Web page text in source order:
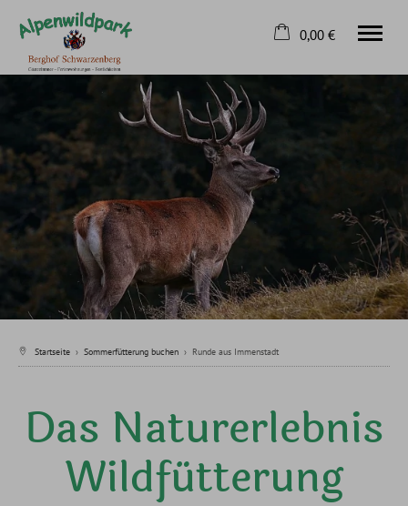
Sommerfütterung buchen
Winterfütterung buchen
Kontakt
08326 8163
0,00 €
Warenkorb ist leer
Startseite › Sommerfütterung buchen › Runde aus Immenstadt
Das Naturerlebnis
Wildfütterung